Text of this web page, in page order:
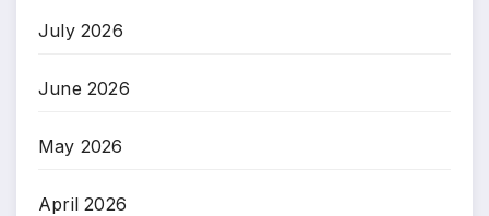
July 2026
June 2026
May 2026
April 2026